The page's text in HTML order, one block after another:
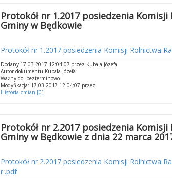
Protokół nr 1.2017 posiedzenia Komisji
Gminy w Będkowie
Protokół nr 1.2017 posiedzenia Komisji Rolnictwa
Dodany 17.03.2017 12:04:07 przez Kubala Józefa
Autor dokumentu Kubala Józefa
Ważny do: bezterminowo
Modyfikacja: 17.03.2017 12:04:07 przez
Historia zmian [0]
Protokół nr 2.2017 posiedzenia Komisji
Gminy w Będkowie z dnia 22 marca
Protokół nr 2.2017 posiedzenia Komisji Rolnictwa
r..pdf